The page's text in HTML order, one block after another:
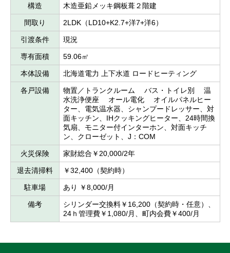
構造 木造亜鉛メッキ鋼板葺２階建
間取り 2LDK（LD10+K2.7+洋7+洋6）
引渡条件 現況
専有面積 59.06㎡
本体設備 北海道電力 上下水道 ロードヒーティング
各戸設備
物置／トランクルーム バス・トイレ別 温
水洗浄便座 オール電化 オイルパネルヒー
ター、電気温水器、シャンプードレッサー、対
面キッチン、IHクッキングヒーター、24時間換
気扇、モニター付インターホン、対面キッチ
ン、クローゼット、J：COM
火災保険 家財総合￥20,000/2年
退去清掃料 ￥32,400（契約時）
駐車場 あり ￥8,000/月
備考
シリンダー交換料￥16,200（契約時・任意）、
24ｈ管理費￥1,080/月、町内会費￥400/月